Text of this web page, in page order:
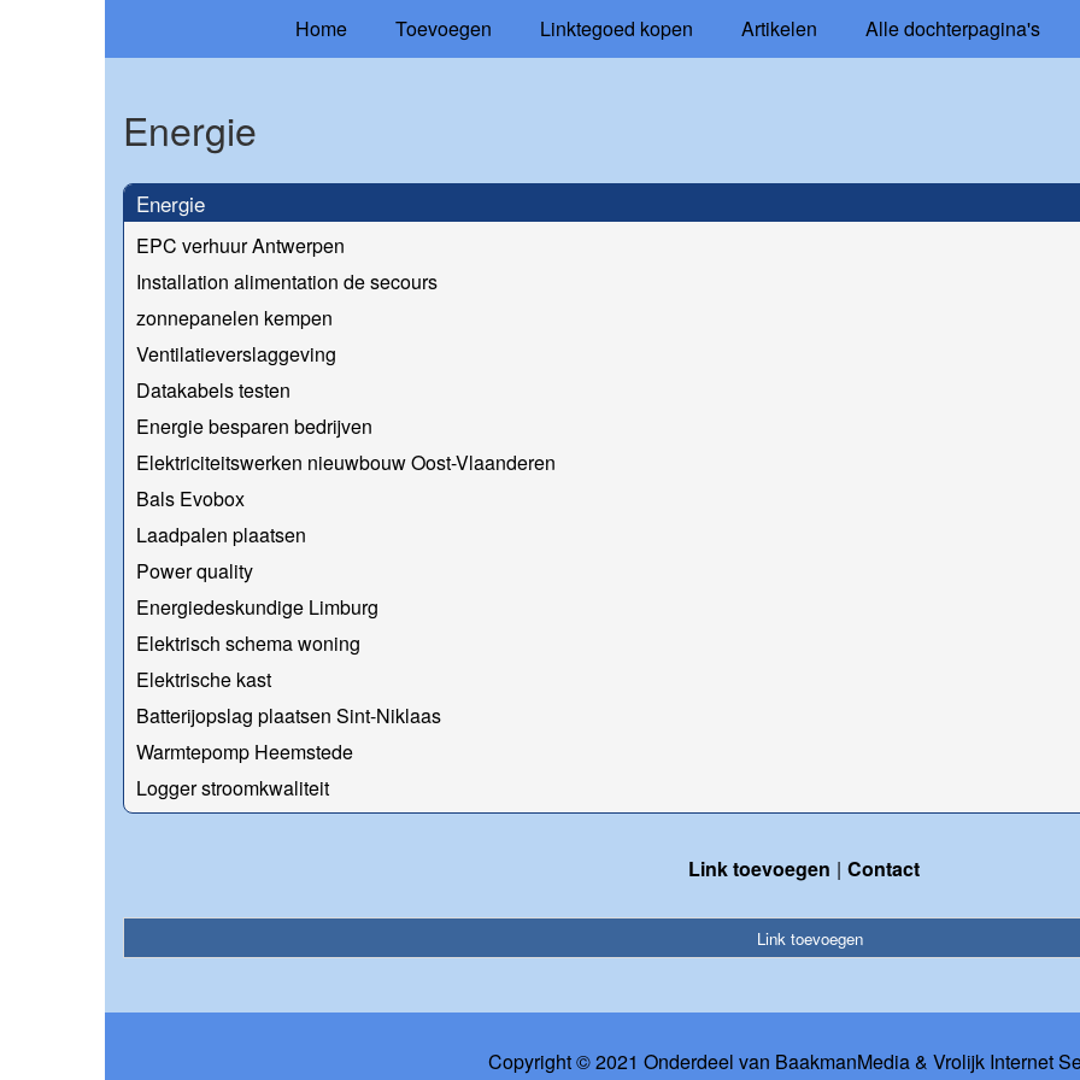
Home Toevoegen Linktegoed kopen Artikelen Alle dochterpagina's
Energie
Energie
EPC verhuur Antwerpen
Installation alimentation de secours
zonnepanelen kempen
Ventilatieverslaggeving
Datakabels testen
Energie besparen bedrijven
Elektriciteitswerken nieuwbouw Oost-Vlaanderen
Bals Evobox
Laadpalen plaatsen
Power quality
Energiedeskundige Limburg
Elektrisch schema woning
Elektrische kast
Batterijopslag plaatsen Sint-Niklaas
Warmtepomp Heemstede
Logger stroomkwaliteit
Link toevoegen Contact
Link toevoegen
Copyright © 2021 Onderdeel van BaakmanMedia& Vrolijk Internet